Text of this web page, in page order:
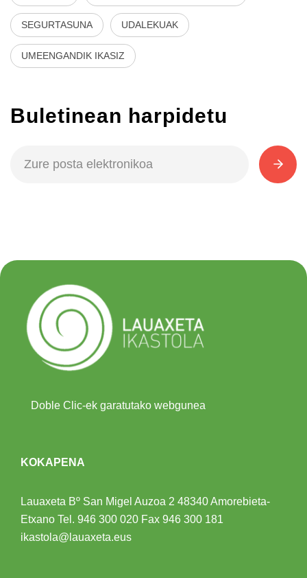
SEGURTASUNA UDALEKUAK
UMEENGANDIK IKASIZ
Buletinean harpidetu
Doble Clic-ek garatutako webgunea
KOKAPENA
Lauaxeta Bº San Migel Auzoa 2 48340 Amorebieta-
Etxano Tel. 946 300 020 Fax 946 300 181
ikastola@lauaxeta.eus